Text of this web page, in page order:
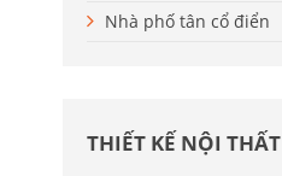
Nhà phố tân cổ điển
THIẾT KẾ NỘI THẤT